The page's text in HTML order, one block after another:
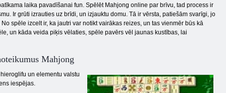
laika pavadīšanai fun. Spēlēt Mahjong online par brīvu, tad process ir
Ir grūti izrauties uz brīdi, un izjauktu domu. Tā ir vērsta, patiešām svarīgi, jo
spēle izcelt ir, ka jautri var notikt vairākas reizes, un tas vienmēr būs kā
un kāda veida piķis vēlaties, spēle pavērs vēl jaunas kustības, lai
Mahjong
un elementu valstu
iespējas.